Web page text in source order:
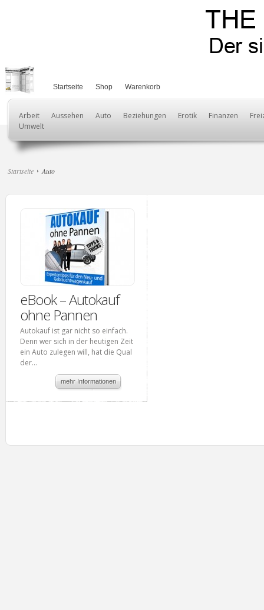
Startseite Shop Warenkorb
Arbeit Aussehen Auto Beziehungen Erotik Finanzen
Umwelt
Startseite Auto
eBook – Autokauf
ohne Pannen
Autokauf ist gar nicht so einfach.
Denn wer sich in der heutigen Zeit
ein Auto zulegen will, hat die Qual
der...
mehr Informationen